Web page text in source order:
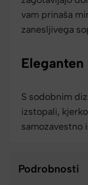
vam prinaša
zanesljivega
Eleganten
S sodobnim
izstopali,
samozavestno
Podrobnosti